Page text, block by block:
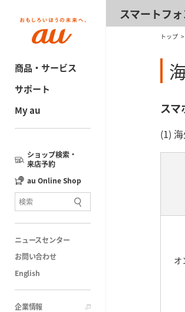
商品・サービス
サポート
My au
ショップ検索・
来店予約
au Online Shop
ニュースセンター
お問い合わせ
English
企業情報
スマートフ
トップ
ス
(1)
オ